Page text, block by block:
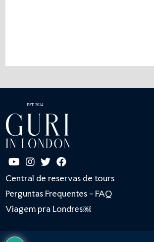
Central de reservas de tours
Perguntas Frequentes - FAQ
Viagem pra Londres￼